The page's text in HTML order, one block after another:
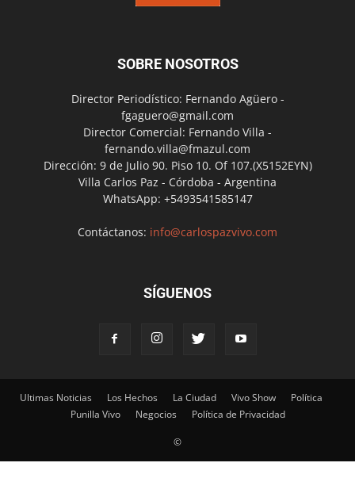
SOBRE NOSOTROS
Director Periodístico: Fernando Agüero -
fgaguero@gmail.com
Director Comercial: Fernando Villa -
fernando.villa@fmazul.com
Dirección: 9 de Julio 90. Piso 10. Of 107.(X5152EYN)
Villa Carlos Paz - Córdoba - Argentina
WhatsApp: +5493541585147
Contáctanos: info@carlospazvivo.com
SÍGUENOS
Ultimas Noticias Los Hechos La Ciudad Vivo Show
Política
Punilla Vivo
Negocios Política de Privacidad
©